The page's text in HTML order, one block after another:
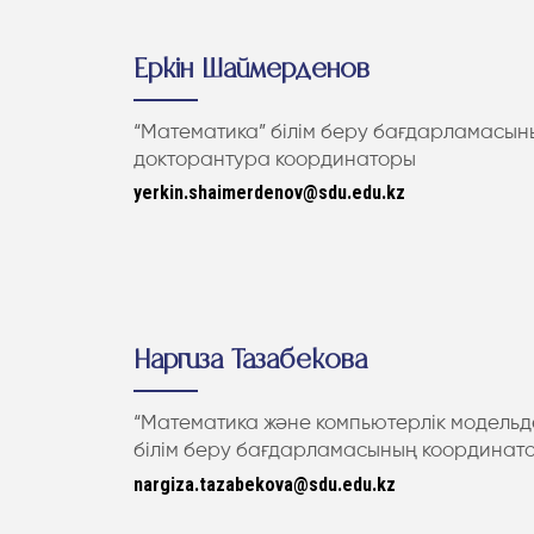
Еркін Шаймерденов
“Математика” білім беру
докторантура координаторы
yerkin.shaimerdenov@sdu.edu.kz
Наргиза Тазабекова
“Математика және компьютерлік
білім беру бағдарламасының
nargiza.tazabekova@sdu.edu.kz